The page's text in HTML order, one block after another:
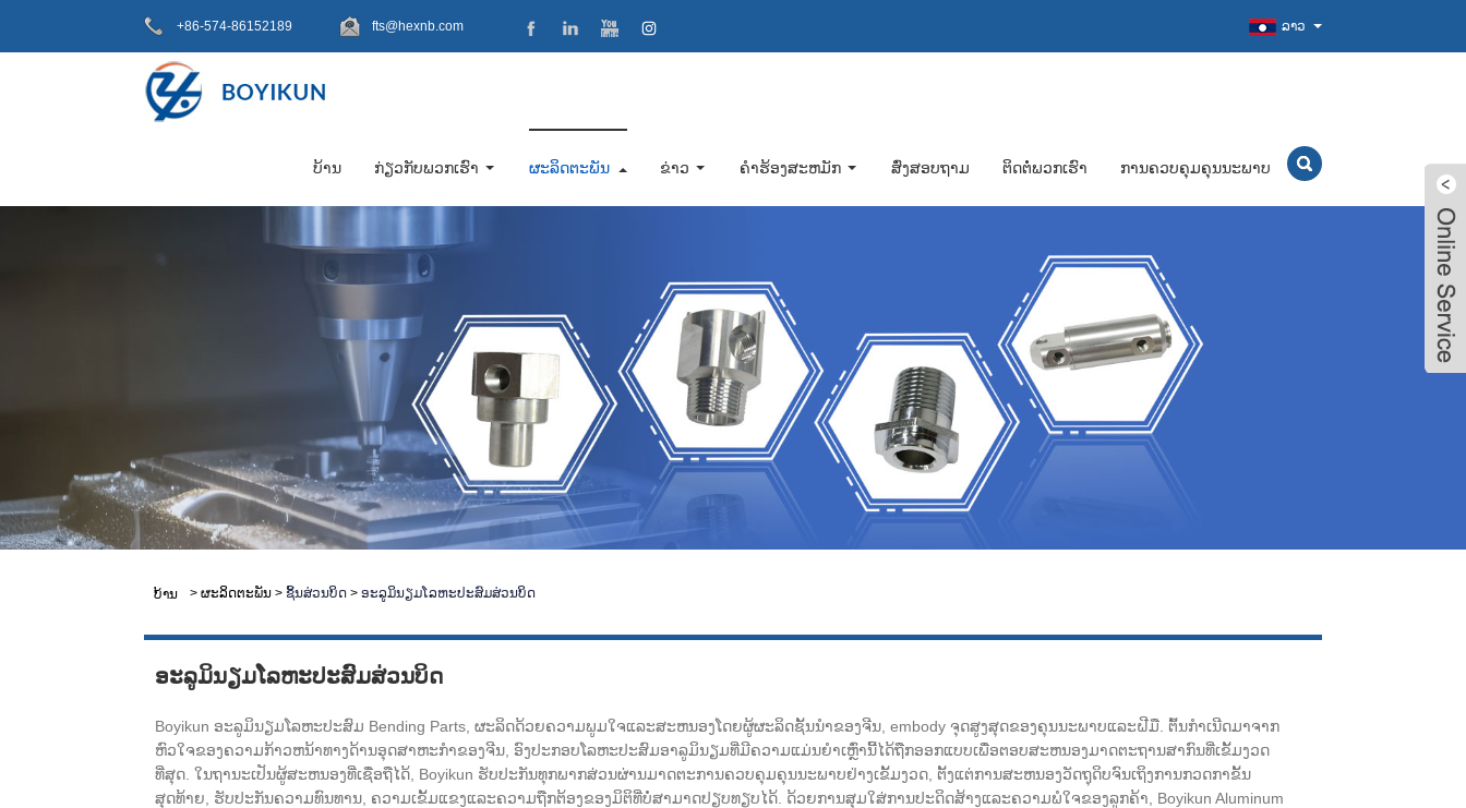
+86-574-86152189 fts@hexnb.com ລາວ
ບ້ານ ກ່ຽວກັບພວກເຮົາ ຜະລິດຕະພັນ ຂ່າວ ຄໍາຮ້ອງສະຫມັກ ສົ່ງສອບຖາມ ຕິດຕໍ່ພວກເຮົາ ການຄວບຄຸມຄຸນນະພາບ
ບ້ານ > ຜະລິດຕະພັນ > ຊິ້ນສ່ວນບິດ > ອະລູມິນຽມໂລຫະປະສົມສ່ວນບິດ
ອະລູມິນຽມໂລຫະປະສົມສ່ວນບິດ
Boyikun ອະລູມິນຽມໂລຫະປະສົມ Bending Parts, ຜະລິດດ້ວຍຄວາມພູມໃຈແລະສະຫນອງໂດຍຜູ້ຜະລິດຊັ້ນນໍາຂອງຈີນ, embody ຈຸດສູງສຸດຂອງຄຸນນະພາບແລະຝີມື. ຕົ້ນກໍາເນີດມາຈາກ
ຫົວໃຈຂອງຄວາມກ້າວຫນ້າທາງດ້ານອຸດສາຫະກໍາຂອງຈີນ, ອົງປະກອບໂລຫະປະສົມອາລູມິນຽມທີ່ມີຄວາມແມ່ນຍໍາເຫຼົ່ານີ້ໄດ້ຖືກອອກແບບເພື່ອຕອບສະຫນອງມາດຕະຖານສາກົນທີ່ເຂັ້ມງວດ
ທີ່ສຸດ. ໃນຖານະເປັນຜູ້ສະຫນອງທີ່ເຊື່ອຖືໄດ້, Boyikun ຮັບປະກັນທຸກພາກສ່ວນຜ່ານມາດຕະການຄວບຄຸມຄຸນນະພາບຢ່າງເຂັ້ມງວດ, ຕັ້ງແຕ່ການສະຫນອງວັດຖຸດິບຈົນເຖິງການກວດກາຂັ້ນ
ສຸດທ້າຍ, ຮັບປະກັນຄວາມທົນທານ, ຄວາມເຂັ້ມແຂງແລະຄວາມຖືກຕ້ອງຂອງມິຕິທີ່ບໍ່ສາມາດປຽບທຽບໄດ້. ດ້ວຍການສຸມໃສ່ການປະດິດສ້າງແລະຄວາມພໍໃຈຂອງລູກຄ້າ, Boyikun Aluminum